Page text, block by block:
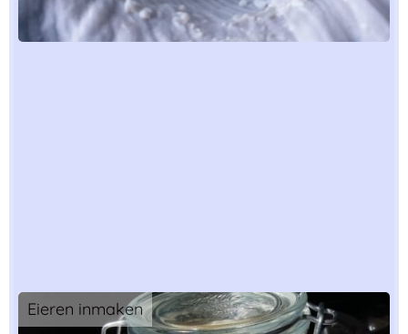
Eieren inmaken